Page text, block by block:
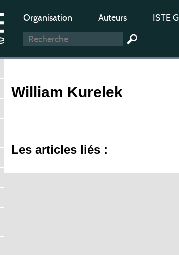
Organisation Auteurs ISTE
William Kurelek
Les articles liés :